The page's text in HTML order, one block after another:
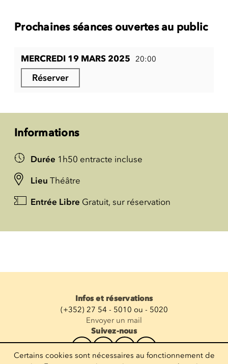
Prochaines séances ouvertes au public
MERCREDI 19 MARS 2025 20:00
Réserver
Informations
Durée 1h50 entracte incluse
Lieu Théâtre
Entrée Libre Gratuit, sur réservation
Infos et réservations
(+352) 27 54 - 5010 ou - 5020
Envoyer un mail
Suivez-nous
Certains cookies sont nécessaires au fonctionnement de